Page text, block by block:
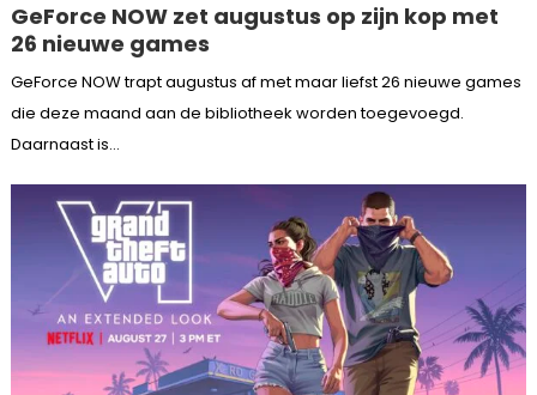
GeForce NOW zet augustus op zijn kop met
26 nieuwe games
GeForce NOW trapt augustus af met maar liefst 26 nieuwe games
die deze maand aan de bibliotheek worden toegevoegd.
Daarnaast is...